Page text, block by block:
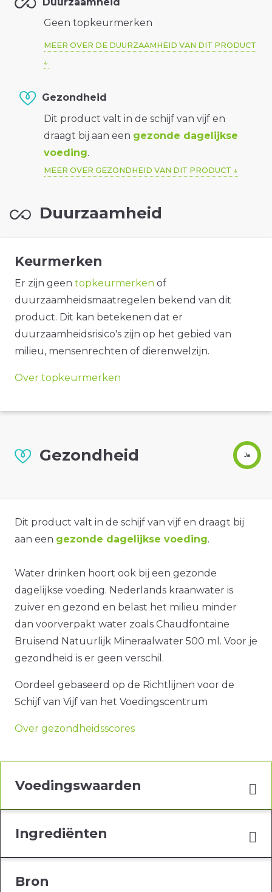
Duurzaamheid
Geen topkeurmerken
MEER OVER DE DUURZAAMHEID VAN DIT PRODUCT
Gezondheid
Dit product valt in de schijf van vijf en
draagt bij aan een gezonde dagelijkse
voeding.
MEER OVER GEZONDHEID VAN DIT PRODUCT
Duurzaamheid
Keurmerken
Er zijn geen topkeurmerken of
duurzaamheidsmaatregelen bekend van dit
product. Dit kan betekenen dat er
duurzaamheidsrisico's zijn op het gebied van
milieu, mensenrechten of dierenwelzijn.
Over topkeurmerken
Gezondheid Ja
Dit product valt in de schijf van vijf en draagt bij
aan een gezonde dagelijkse voeding.
Water drinken hoort ook bij een gezonde
dagelijkse voeding. Nederlands kraanwater is
zuiver en gezond en belast het milieu minder
dan voorverpakt water zoals Chaudfontaine
Bruisend Natuurlijk Mineraalwater 500 ml. Voor je
gezondheid is er geen verschil.
Oordeel gebaseerd op de Richtlijnen voor de
Schijf van Vijf van het Voedingscentrum
Over gezondheidsscores
Voedingswaarden
Ingrediënten
Bron